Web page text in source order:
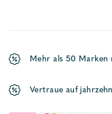
Mehr als 50
Vertraue auf